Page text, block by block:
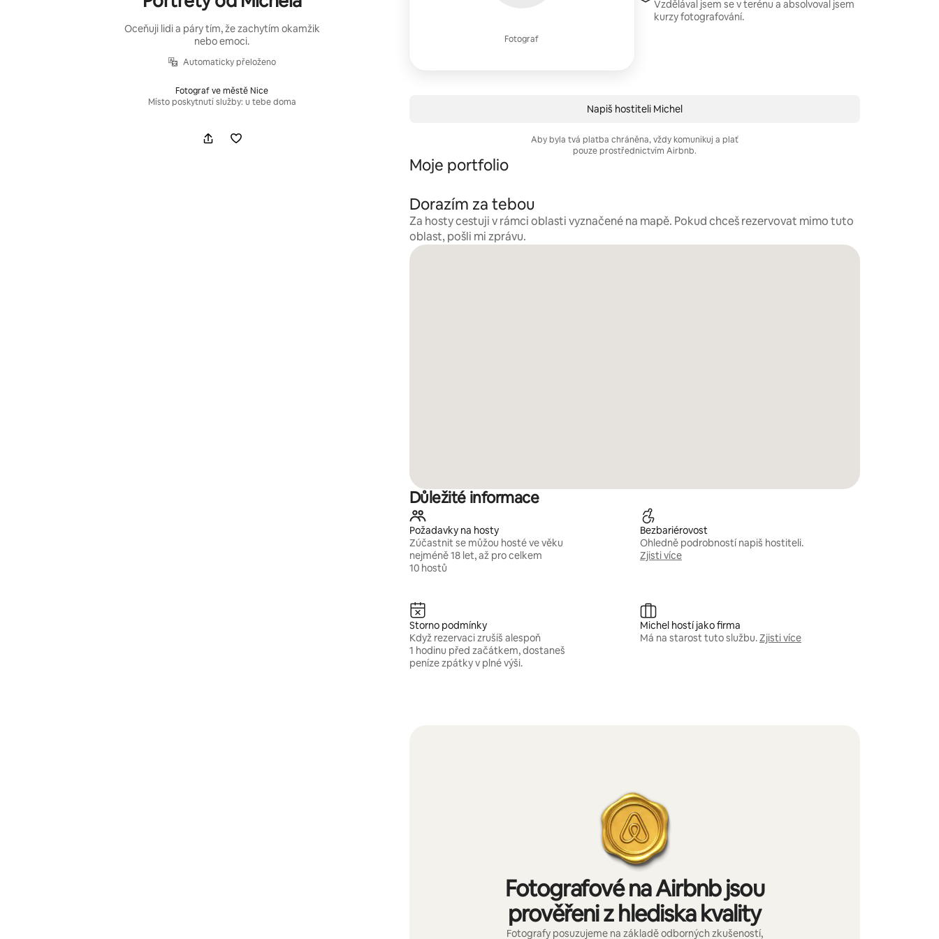
Oceňuji lidi a páry tím, že zachytím okamžik
nebo emoci.
Automaticky přeloženo
Fotograf ve městě Nice
Místo poskytnutí služby: u tebe doma
Fotograf
Vzdělával jsem se v terénu a absolvoval jsem
kurzy fotografování.
Napiš hostiteli Michel
Aby byla tvá platba chráněna, vždy komunikuj a plať
pouze prostřednictvím Airbnb.
Moje portfolio
Dorazím za tebou
Za hosty cestuji v rámci oblasti vyznačené na mapě. Pokud chceš rezervovat mimo tuto
oblast, pošli mi zprávu.
Důležité informace
Požadavky na hosty
Zúčastnit se můžou hosté ve věku
nejméně 18 let, až pro celkem
10 hostů
Bezbariérovost
Ohledně podrobností napiš hostiteli.
Zjisti více
Storno podmínky
Když rezervaci zrušíš alespoň
1 hodinu před začátkem, dostaneš
peníze zpátky v plné výši.
Michel hostí jako firma
Má na starost tuto službu.Zjisti více
Fotografové na Airbnb jsou
prověřeni z hlediska kvality
Fotografy posuzujeme na základě odborných zkušeností,